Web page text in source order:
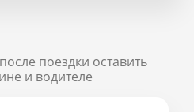
поездки оставить
и водителе